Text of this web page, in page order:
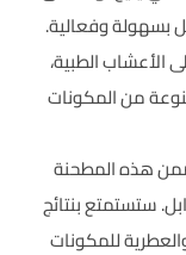
بسهولة وفعالية.
الأعشاب الطبية،
من المكونات
هذه المطحنة
ستستمتع بنتائج
للمكونات